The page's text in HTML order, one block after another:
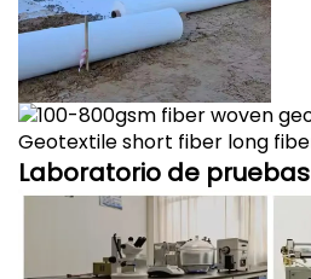
Laboratorio de pruebas